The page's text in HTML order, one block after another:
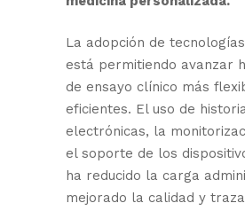
La adopción de
está permitiendo avanzar
de ensayo clínico más
eficientes. El uso de
electrónicas, la
el soporte de los
ha reducido la carga
mejorado la calidad y